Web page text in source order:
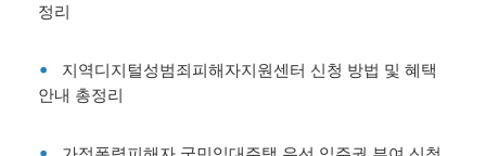
정리
지역디지털성범죄피해자지원센터 신청 방법 및 혜택
안내 총정리